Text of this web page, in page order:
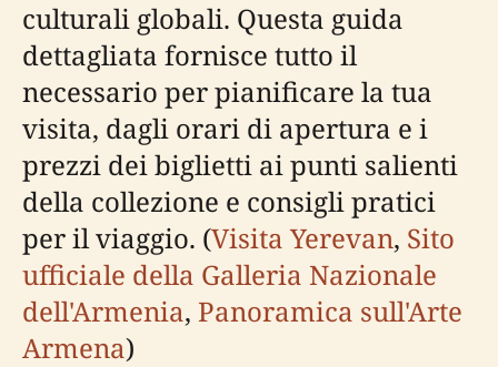
culturali globali. Questa guida
dettagliata fornisce tutto il
necessario per pianificare la tua
visita, dagli orari di apertura e i
prezzi dei biglietti ai punti salienti
della collezione e consigli pratici
per il viaggio. (Visita Yerevan, Sito
ufficiale della Galleria Nazionale
dell'Armenia, Panoramica sull'Arte
Armena)